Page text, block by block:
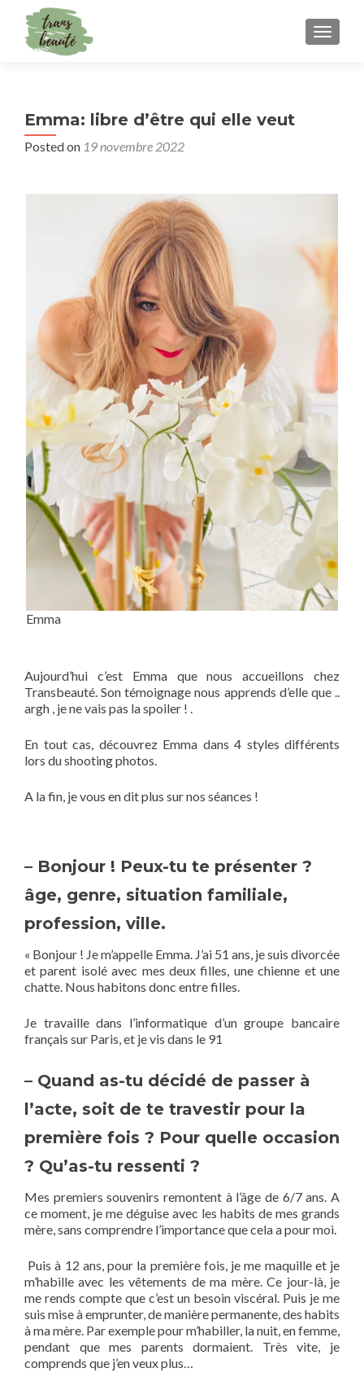
Emma: libre d’être qui elle veut
Posted on 19 novembre 2022
Emma
Aujourd’hui c’est Emma que nous accueillons chez
Transbeauté. Son témoignage nous apprends d’elle que ..
argh , je ne vais pas la spoiler ! .
En tout cas, découvrez Emma dans 4 styles différents
lors du shooting photos.
A la fin, je vous en dit plus sur nos séances !
– Bonjour ! Peux-tu te présenter ?
âge, genre, situation familiale,
profession, ville.
« Bonjour ! Je m’appelle Emma. J’ai 51 ans, je suis divorcée
et parent isolé avec mes deux filles, une chienne et une
chatte. Nous habitons donc entre filles.
Je travaille dans l’informatique d’un groupe bancaire
français sur Paris, et je vis dans le 91
– Quand as-tu décidé de passer à
l’acte, soit de te travestir pour la
première fois ? Pour quelle occasion
? Qu’as-tu ressenti ?
Mes premiers souvenirs remontent à l’âge de 6/7 ans. A
ce moment, je me déguise avec les habits de mes grands
mère, sans comprendre l’importance que cela a pour moi.
Puis à 12 ans, pour la première fois, je me maquille et je
m’habille avec les vêtements de ma mère. Ce jour-là, je
me rends compte que c’est un besoin viscéral. Puis je me
suis mise à emprunter, de manière permanente, des habits
à ma mère. Par exemple pour m’habiller, la nuit, en femme,
pendant que mes parents dormaient. Très vite, je
comprends que j’en veux plus…